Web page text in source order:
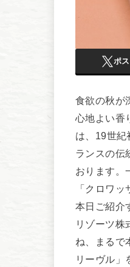
ポス
食欲の秋が
心地よい香
は、19世紀
ランスの伝
おります。
「クロワ
本日ご紹介
リゾーツ株
ね、まるで
リーヴル」